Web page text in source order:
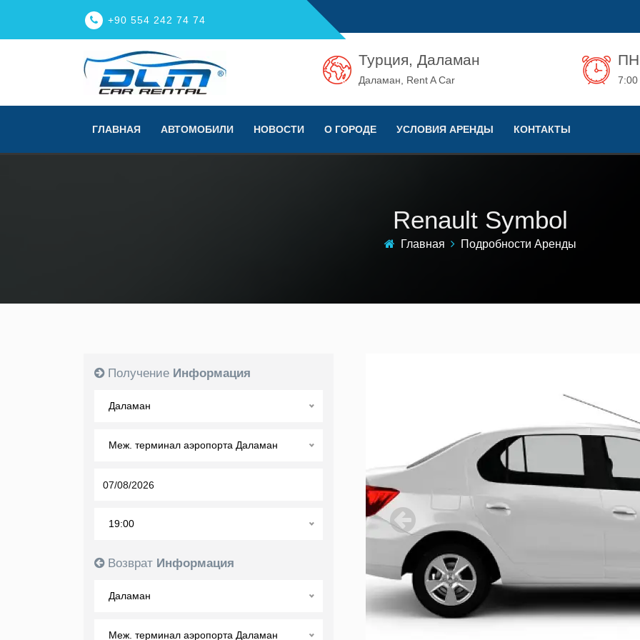
+90 554 242 74 74
Турция, Даламан
Даламан, Rent A Car 7:00
ГЛАВНАЯ АВТОМОБИЛИ НОВОСТИ О ГОРОДЕ УСЛОВИЯ АРЕНДЫ КОНТАКТЫ
Renault Symbol
Главная Подробности Аренды
Получение Информация
Даламан
Меж. терминал аэропорта Даламан
19:00
Возврат Информация
Даламан
Меж. терминал аэропорта Даламан
Previous